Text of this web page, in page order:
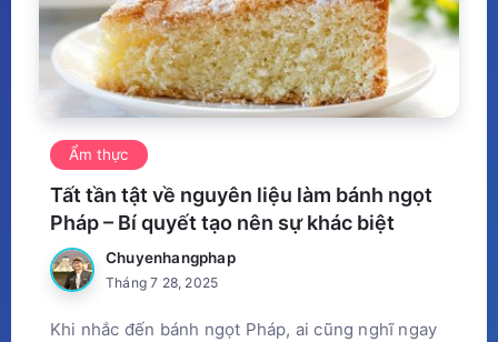
Ẩm thực
Tất tần tật về nguyên liệu làm bánh ngọt
Pháp – Bí quyết tạo nên sự khác biệt
Chuyenhangphap
Tháng 7 28, 2025
Khi nhắc đến bánh ngọt Pháp, ai cũng nghĩ ngay